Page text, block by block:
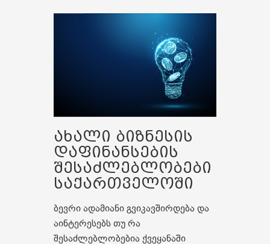
ახალი ბიზნესის
დაფინანსების
შესაძლებლობები
საქართველოში
ბევრი ადამიანი გვიკავშირდება და
აინტერესებს თუ რა
შესაძლებლობებია ქვეყანაში